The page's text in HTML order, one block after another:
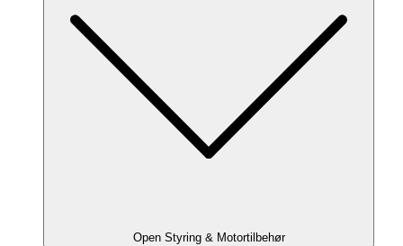
Open Styring & Motortilbehør